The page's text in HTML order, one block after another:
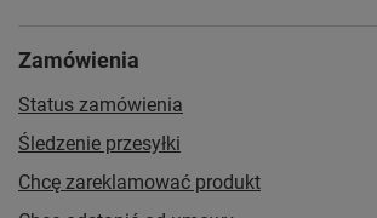
Zamówienia
Status zamówienia
Śledzenie przesyłki
Chcę zareklamować produkt